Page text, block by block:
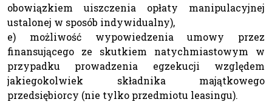
obowiązkiem uiszczenia opłaty manipulacyjnej
ustalonej w sposób indywidualny),
e) możliwość wypowiedzenia umowy przez
finansującego ze skutkiem natychmiastowym w
przypadku prowadzenia egzekucji względem
jakiegokolwiek składnika majątkowego
przedsiębiorcy (nie tylko przedmiotu leasingu).